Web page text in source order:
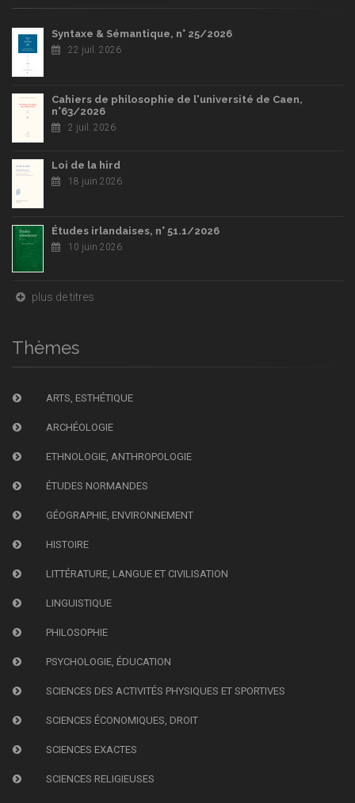
Syntaxe & Sémantique, n° 25/2026
22 juil. 2026
Cahiers de philosophie de l'université de Caen,
n°63/2026
2 juil. 2026
Loi de la hird
18 juin 2026
Études irlandaises, n° 51.1/2026
10 juin 2026
plus de titres
Thèmes
ARTS, ESTHÉTIQUE
ARCHÉOLOGIE
ETHNOLOGIE, ANTHROPOLOGIE
ÉTUDES NORMANDES
GÉOGRAPHIE, ENVIRONNEMENT
HISTOIRE
LITTÉRATURE, LANGUE ET CIVILISATION
LINGUISTIQUE
PHILOSOPHIE
PSYCHOLOGIE, ÉDUCATION
SCIENCES DES ACTIVITÉS PHYSIQUES ET SPORTIVES
SCIENCES ÉCONOMIQUES, DROIT
SCIENCES EXACTES
SCIENCES RELIGIEUSES